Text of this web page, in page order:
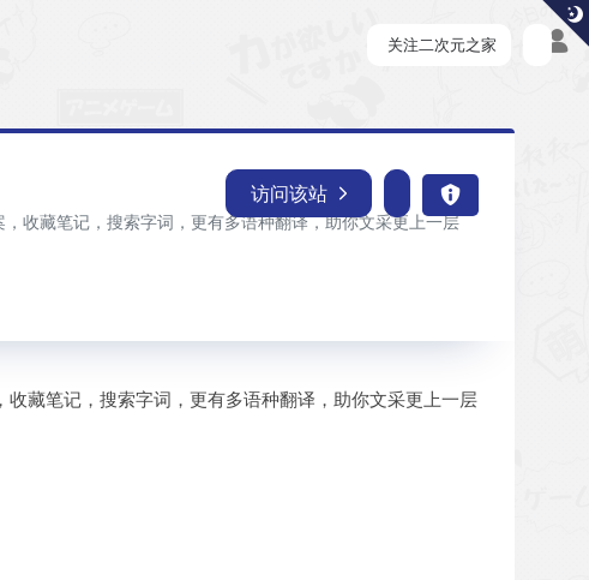
关注二次元之家
收藏笔记，搜索字词，更有多语种翻译，助你文采更上一层
访问该站
藏笔记，搜索字词，更有多语种翻译，助你文采更上一层